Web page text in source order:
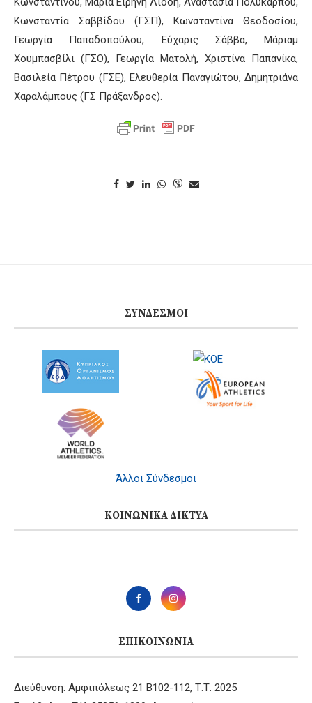
Κωνσταντία Σαββίδου (ΓΣΠ), Κωνσταντίνα Θεοδοσίου,
Γεωργία Παπαδοπούλου, Εύχαρις Σάββα, Μάριαμ
Χουμπασβίλι (ΓΣΟ), Γεωργία Ματολή, Χριστίνα Παπανίκα,
Βασιλεία Πέτρου (ΓΣΕ), Ελευθερία Παναγιώτου, Δημητριάνα
Χαραλάμπους (ΓΣ Πράξανδρος).
ΣΎΝΔΕΣΜΟΙ
Άλλοι Σύνδεσμοι
ΚΟΙΝΩΝΙΚΆ ΔΊΚΤΥΑ
ΕΠΙΚΟΙΝΩΝΊΑ
Διεύθυνση: Αμφιπόλεως 21 B102-112, Τ.Τ. 2025